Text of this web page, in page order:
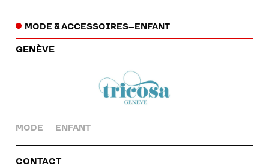
MODE & ACCESSOIRES– ENFANT
GENÈVE
MODE ENFANT
CONTACT